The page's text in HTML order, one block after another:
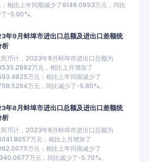
；相比上年同期减少了9148.0953万元，同比
-5.90%。
年9月蚌埠市进出口总额及进出口差额统
析
民币计，2023年9月蚌埠市进出口总额为
万元，相比上月增加了
万元；相比上年同期减少了
万元，同比减少了-5.80%。
年8月蚌埠市进出口总额及进出口差额统
析
民币计，2023年8月蚌埠市进出口总额为
万元，相比上月增加了
万元；相比上年同期减少了
万元，同比减少了-5.70%。